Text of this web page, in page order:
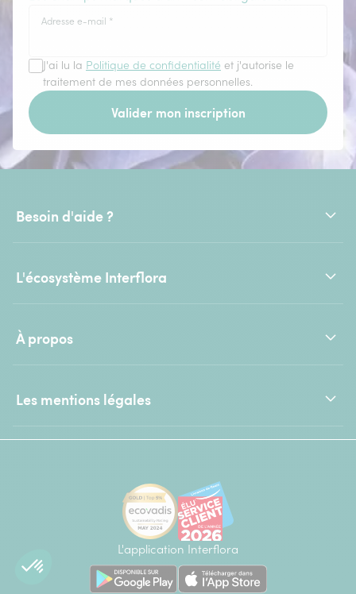
Adresse e-mail *
J'ai lu la Politique de confidentialité et j'autorise le
traitement de mes données personnelles.
Valider mon inscription
Besoin d'aide ?
L'écosystème Interflora
À propos
Les mentions légales
L'application Interflora